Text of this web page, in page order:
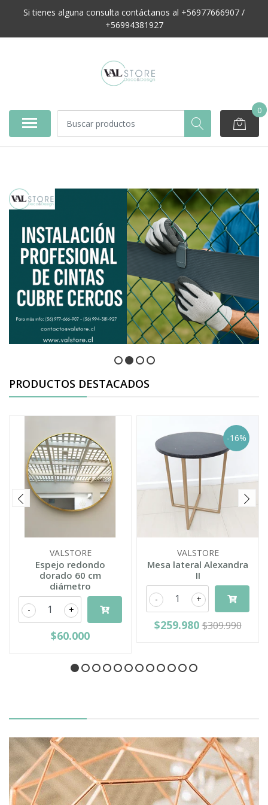
Si tienes alguna consulta contáctanos al +56977666907 /
+56994381927
0
PRODUCTOS DESTACADOS
VALSTORE
Espejo redondo
dorado 60 cm
diámetro
+
-
$60.000
-16%
VALSTORE
Mesa lateral Alexandra
II
+
-
$259.980 $309.990